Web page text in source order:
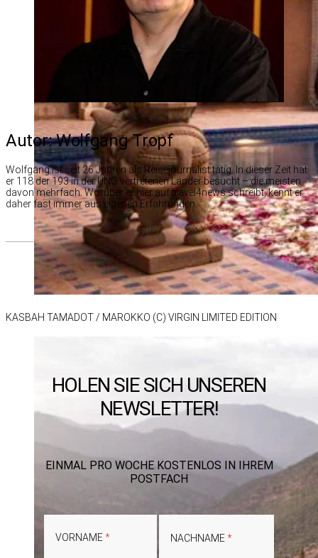
KAS­BAH TA­MA­DOT /​ MA­ROKKO (C) VIR­GIN LI­MI­TED EDI­TION
Autor: Wolfgang Tropf
Wolf­gang ist seit 26 Jah­ren als Rei­se­jour­na­list tä­tig. In die­ser Zeit hat
er 118 der 193 in der UNO ver­tre­te­nen Län­der be­sucht – die meis­ten
da­von mehr­fach. Wor­über er hier auf travel4news schreibt, kennt er
da­her fast im­mer aus ei­ge­nen Er­fah­run­gen.
HOLEN SIE SICH UNSEREN
NEWSLETTER!
EINMAL PRO WOCHE KOSTENLOS IN IHREM
POSTFACH
VORNAME NACHNAME